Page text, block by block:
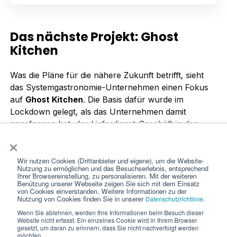
×
Wir nutzen Cookies (Drittanbieter und eigene), um die Website-
Nutzung zu ermöglichen und das Besuchserlebnis, entsprechend
Ihrer Browsereinstellung, zu personalisieren. Mit der weiteren
Benützung unserer Webseite zeigen Sie sich mit dem Einsatz
von Cookies einverstanden. Weitere Informationen zu der
Nutzung von Cookies finden Sie in unserer Datenschutzrichtlinie.
Wenn Sie ablehnen, werden Ihre Informationen beim Besuch dieser
Website nicht erfasst. Ein einzelnes Cookie wird in Ihrem Browser
gesetzt, um daran zu erinnern, dass Sie nicht nachverfolgt werden
möchten.
Das nächste Projekt: Ghost
Kitchen
Was die Pläne für die nähere Zukunft betrifft, sieht
das Systemgastronomie-Unternehmen einen Fokus
auf Ghost Kitchen. Die Basis dafür wurde im
Lockdown gelegt, als das Unternehmen damit
angefangen hat, das Lieferdienst-Geschäft in den
die im Delivery-Bereich gesammelten Erfahrungen in
Kombination mit den technischen Voraussetzungen
und dem Know-how sowie der Marke dahinter
genutzt, um das Konzept Ghost Kitchen aufzubauen.
Für die Umsetzung haben die Beteiligten die
notwendigen Küchenabläufe angepasst und eine
eigene Abteilung im Unternehmen gegründet, die sich